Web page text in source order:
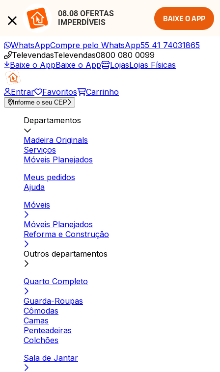
08.08 OFERTAS
IMPERDÍVEIS
BAIXE O APP
WhatsAppCompre pelo WhatsApp55 41 74031865
TelevendasTelevendas0800 080 0099
Baixe o AppBaixe o App LojasLojas Físicas
Entrar Favoritos Carrinho
Informe o seu CEP
Departamentos
Madeira Originals
Serviços
Móveis Planejados
Meus pedidos
Ajuda
Móveis
Móveis Planejados
Reforma e Construção
Outros departamentos
Quarto Completo
Guarda-Roupas
Cômodas
Camas
Penteadeiras
Colchões
Sala de Jantar